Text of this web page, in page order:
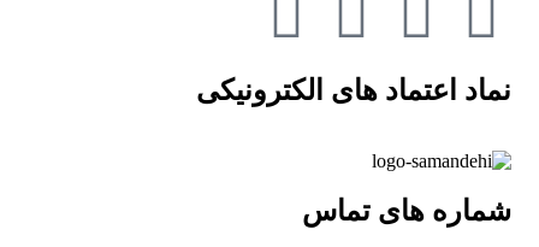
نماد اعتماد های الکترونیکی
شماره های تماس